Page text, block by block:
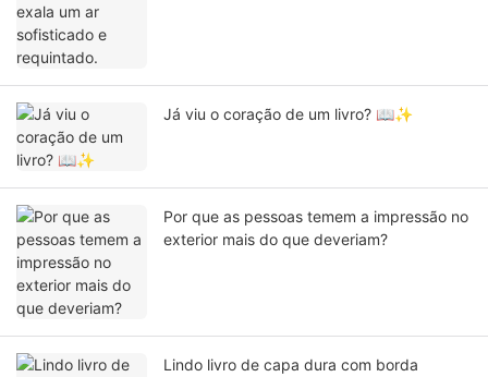
Já viu o coração de um livro? 📖✨
Por que as pessoas temem a impressão no
exterior mais do que deveriam?
Lindo livro de capa dura com borda